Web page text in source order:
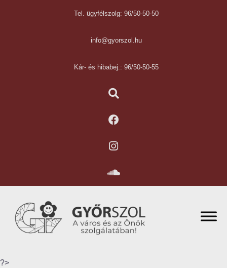
Tel. ügyfélszolg: 96/50-50-50
info@gyorszol.hu
Kár- és hibabej.: 96/50-50-55
?>